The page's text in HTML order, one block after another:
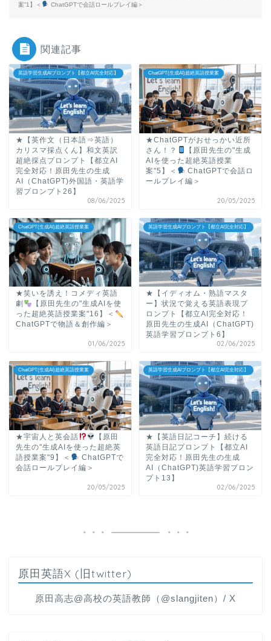
案”1】＜
ChatGPTで会話ロールプレイ編＞
関連記事
英語学習生成AIプロンプト【都立AI完全対応】
★【英作文（日本語⇒英語）
カリスマ採点くん】和文英訳
超絶採点プロンプト【都立AI
完全対応！原田先生の生成
AI（ChatGPT)外国語・英語学
習プロンプト26】
08/06/2025
ChatGPT(生成AI)超絶英語授業案
★ChatGPTがおせっかい近所
さん！？
【原田先生の"生成
AIを使った超絶英語授業
案"5】＜
ChatGPTで会話ロ
ールプレイ編＞
20/05/2025
ChatGPT(生成AI)超絶英語授業案
★笑いを誘え！コメディ英語
劇
【原田先生の"生成AIを使
った超絶英語授業案"16】＜
ChatGPTで物語＆創作編＞
01/06/2025
英語学習生成AIプロンプト【都立AI完全対応】
★【イディオム・熟語マスタ
ー】状況で覚える英語表現プ
ロンプト【都立AI完全対応！
原田先生の生成AI（ChatGPT)
英語学習プロンプト6】
02/06/2025
ChatGPT(生成AI)超絶英語授業案
★宇宙人と英会話
【原田
先生の"生成AIを使った超絶英
語授業案"9】＜
ChatGPTで
会話ロールプレイ編＞
20/05/2025
英語学習生成AIプロンプト【都立AI完全対応】
★【英語日記コーチ】続ける
英語日記プロンプト【都立AI
完全対応！原田先生の生成
AI（ChatGPT)英語学習プロン
プト13】
02/06/2025
原田英語X (旧twitter)
原田高志@高校の英語教師（@slangjiten）/ X